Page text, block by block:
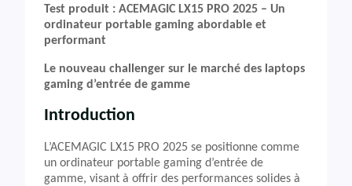
Test produit : ACEMAGIC LX15 PRO 2025 – Un
ordinateur portable gaming abordable et
performant
Le nouveau challenger sur le marché des laptops
gaming d’entrée de gamme
Introduction
L’ACEMAGIC LX15 PRO 2025 se positionne comme
un ordinateur portable gaming d’entrée de
gamme, visant à offrir des performances solides à